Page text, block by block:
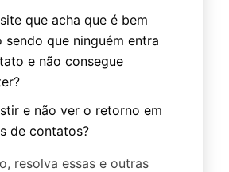
que acha que é bem
sendo que ninguém entra
e não consegue
e não ver o retorno em
de contatos?
resolva essas e outras